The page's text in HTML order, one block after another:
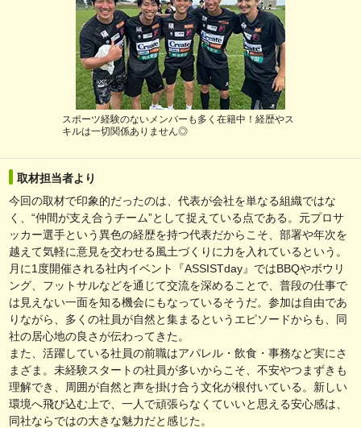
スポーツ経験のないメンバーも多く在籍中！経歴やス
キルは一切関係ありません◎
取材担当者より
今回の取材で印象的だったのは、代表が会社を単なる組織ではな
く、“仲間が支え合うチーム”として捉えている点である。元プロサ
ッカー選手という異色の経歴を持つ代表だからこそ、部署や年次を
越えて気軽に意見を交わせる風土づくりに力を入れているという。
月に1度開催される社内イベント『ASSISTday』ではBBQやボウリ
ング、フットサルなどを通じて交流を深めることで、普段の仕事で
は見えない一面を知る機会にもなっているそうだ。参加は自由であ
りながら、多くの社員が自然と集まるというエピソードからも、同
社の居心地の良さが伝わってきた。
また、活躍している社員の前職はアパレル・飲食・事務など実にさ
まざま。未経験スタートの社員が多いからこそ、不安やつまずきも
理解でき、周囲が自然と声を掛け合う文化が根付いている。新しい
環境へ飛び込む上で、一人で頑張らなくていいと思える安心感は、
同社ならではの大きな魅力だと感じた。